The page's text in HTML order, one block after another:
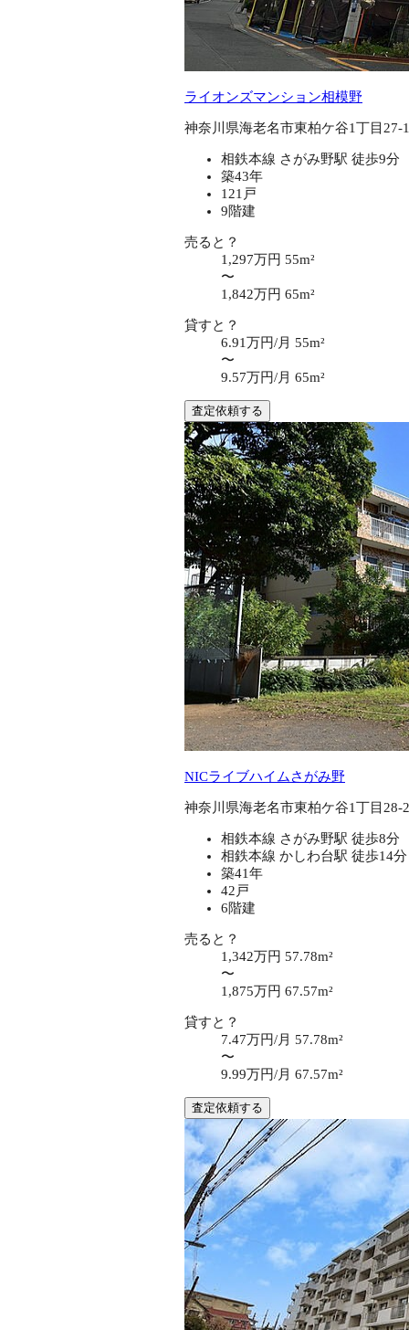
ライオンズマンション相模野
神奈川県海老名市東柏ケ谷1丁目27-1
相鉄本線 さがみ野駅 徒歩9分
築43年
121戸
9階建
売ると？
1,297万円 55m²
〜
1,842万円 65m²
貸すと？
6.91万円/月 55m²
〜
9.57万円/月 65m²
査定依頼する
NICライブハイムさがみ野
神奈川県海老名市東柏ケ谷1丁目28-
相鉄本線 さがみ野駅 徒歩8分
相鉄本線 かしわ台駅 徒歩14分
築41年
42戸
6階建
売ると？
1,342万円 57.78m²
〜
1,875万円 67.57m²
貸すと？
7.47万円/月 57.78m²
〜
9.99万円/月 67.57m²
査定依頼する